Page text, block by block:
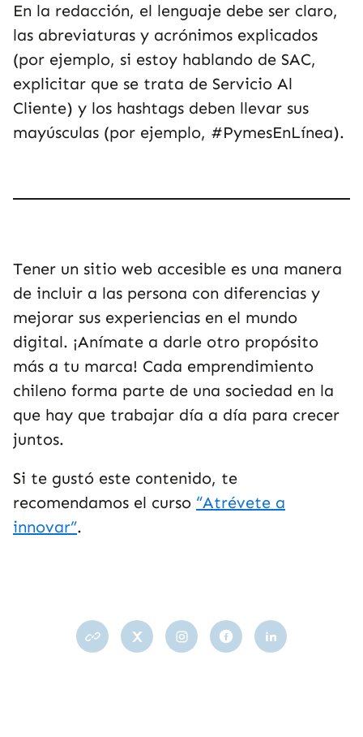
En la redacción, el lenguaje debe ser claro,
las abreviaturas y acrónimos explicados
(por ejemplo, si estoy hablando de SAC,
explicitar que se trata de Servicio Al
Cliente) y los hashtags deben llevar sus
mayúsculas (por ejemplo, #PymesEnLínea).
Tener un sitio web accesible es una manera
de incluir a las persona con diferencias y
mejorar sus experiencias en el mundo
digital. ¡Anímate a darle otro propósito
más a tu marca! Cada emprendimiento
chileno forma parte de una sociedad en la
que hay que trabajar día a día para crecer
juntos.
Si te gustó este contenido, te
recomendamos el curso “Atrévete a
innovar”.